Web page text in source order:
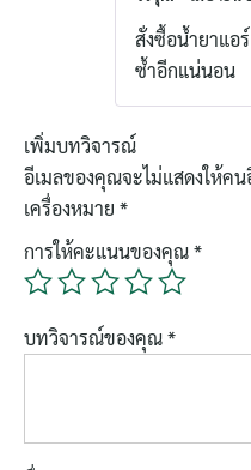
สั่งซื้อน้ำยาแอ
ซ้ำอีกแน่นอน
เพิ่มบทวิจารณ์
อีเมลของคุณจะไม่แสดงให้ค
เครื่องหมาย *
การให้คะแนนของคุณ*
บทวิจารณ์ของคุณ*